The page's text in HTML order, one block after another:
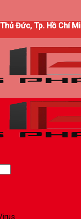
Đức, Tp. Hồ Chí